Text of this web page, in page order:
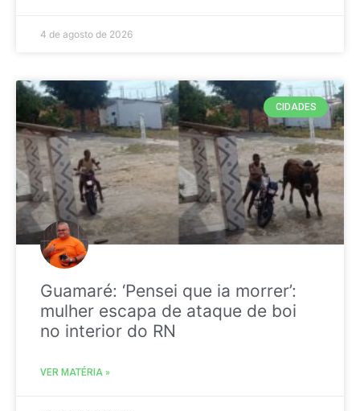
4 de agosto de 2026
CIDADES
Guamaré: ‘Pensei que ia morrer’:
mulher escapa de ataque de boi
no interior do RN
VER MATÉRIA »